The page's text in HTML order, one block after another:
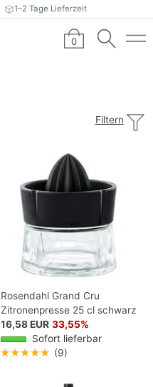
1–2 Tage Lieferzeit
0
Filtern
Rosendahl Grand Cru
Zitronenpresse 25 cl schwarz
16,58 EUR 33,55%
Sofort lieferbar
★★★★★ (9)